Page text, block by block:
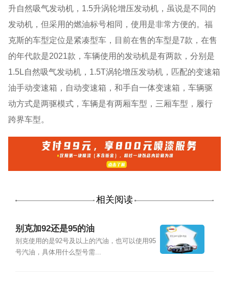
升自然吸气发动机，1.5升涡轮增压发动机，虽说是不同的
发动机，但采用的燃油标号相同，使用是非常方便的。福
克斯的车型定位是紧凑型车，目前在售的车型是7款，在售
的年代款是2021款，车辆使用的发动机是有两款，分别是
1.5L自然吸气发动机，1.5T涡轮增压发动机，匹配的变速箱
油手动变速箱，自动变速箱，和手自一体变速箱，车辆驱
动方式是两驱模式，车辆是有两厢车型，三厢车型，履行
跨界车型。
相关阅读
别克加92还是95的油
别克使用的是92号及以上的汽油，也可以使用95
号汽油，具体用什么型号需...